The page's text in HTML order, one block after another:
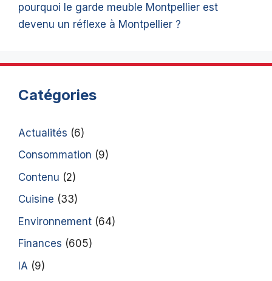
pourquoi le garde meuble Montpellier est
devenu un réflexe à Montpellier ?
Catégories
Actualités (6)
Consommation (9)
Contenu (2)
Cuisine (33)
Environnement (64)
Finances (605)
IA (9)